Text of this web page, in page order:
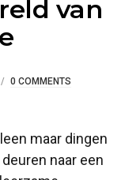
van
0 COMMENTS
maar dingen
naar een